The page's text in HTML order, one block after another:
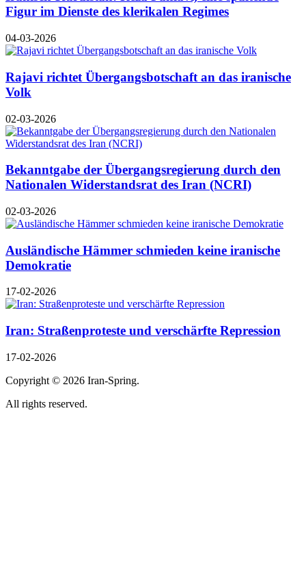
Figur im Dienste des klerikalen Regimes
04-03-2026
Rajavi richtet Übergangsbotschaft an das iranische
Volk
02-03-2026
Bekanntgabe der Übergangsregierung durch den
Nationalen Widerstandsrat des Iran (NCRI)
02-03-2026
Ausländische Hämmer schmieden keine iranische
Demokratie
17-02-2026
Iran: Straßenproteste und verschärfte Repression
17-02-2026
Copyright © 2026 Iran-Spring.
All rights reserved.